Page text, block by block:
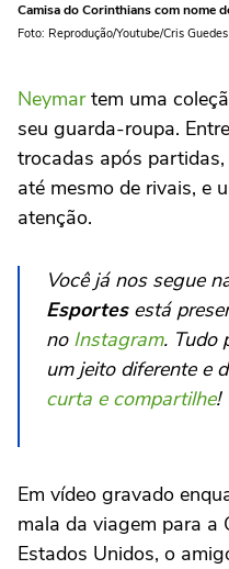
Camisa do Corinthians com nome
Foto: Reprodução/Youtube/Cris Guedes
Neymartem uma
seu guarda-roupa.
trocadas após
até mesmo de rivais, e
atenção.
Você já nos segue
Esportesestá
no Instagram. Tudo
um jeito diferente e
curta e compartilhe!
Em vídeo gravado
mala da viagem para a
Estados Unidos, o